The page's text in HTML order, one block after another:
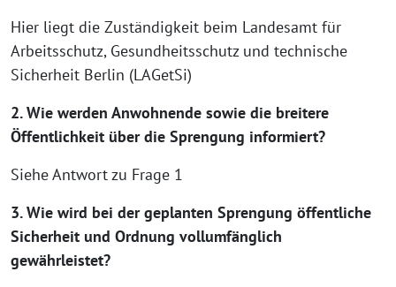
Hier liegt die Zuständigkeit beim Landesamt für
Arbeitsschutz, Gesundheitsschutz und technische
Sicherheit Berlin (LAGetSi)
2. Wie werden Anwohnende sowie die breitere
Öffentlichkeit über die Sprengung informiert?
Siehe Antwort zu Frage 1
3. Wie wird bei der geplanten Sprengung öffentliche
Sicherheit und Ordnung vollumfänglich
gewährleistet?